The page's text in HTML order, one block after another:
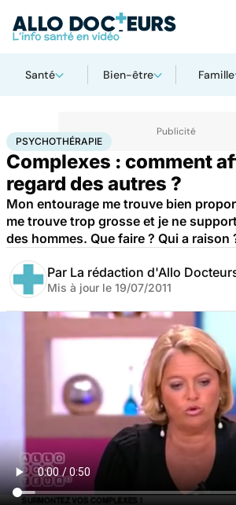
Santé Bien-être Famille
AccueilBien-êtrePsycho Psychothérapie
PSYCHOTHÉRAPIE
Complexes : comment
regard des autres ?
Mon entourage me trouve bien
me trouve trop grosse et je ne
des hommes. Que faire ? Qui a raison
Par La rédaction d'Allo
Mis à jour le 19/07/2011